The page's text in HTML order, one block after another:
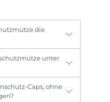
die
unter
Caps, ohne